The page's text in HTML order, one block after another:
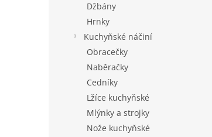
Džbány
Hrnky
Kuchyňské náčiní
Obracečky
Naběračky
Cedníky
Lžíce kuchyňské
Mlýnky a strojky
Nože kuchyňské